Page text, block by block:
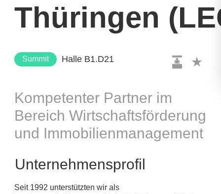
Thüringen
Summit Halle B1.D21
Kompetenter Partner im
Bereich Wirtschaftsförderung
und Immobilienmanagement
Unternehmensprofil
Seit 1992 unterstützten wir als